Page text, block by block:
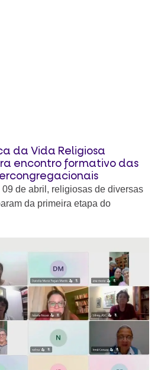
da Vida Religiosa
encontro formativo das
de abril, religiosas de diversas
da primeira etapa do